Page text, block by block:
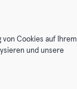
von Cookies auf Ihrem
und unsere